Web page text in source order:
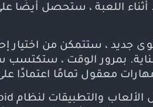
أثناء اللعبة ، ستحصل أيضًا
جديد ، ستتمكن من اختيار
بمرور الوقت ،
معقول تمامًا اعتمادًا على